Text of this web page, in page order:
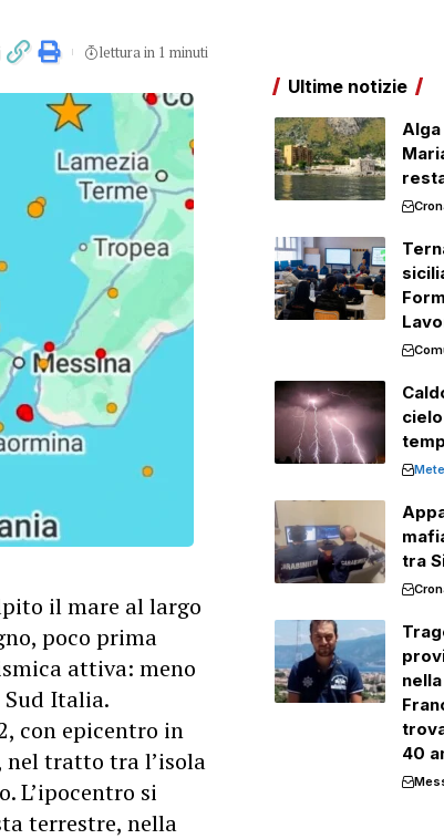
lettura in 1 minuti
il mare al largo
poco prima
attiva: meno
Italia.
con epicentro in
nel tratto tra l’isola
L’ipocentro si
terrestre, nella
Ultime notizie
tra
40